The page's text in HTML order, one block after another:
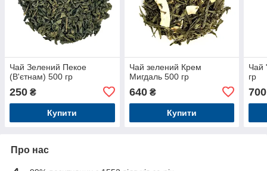
Чай Зелений Пекое
(В'єтнам) 500 гр
250 ₴
Купити
Чай зелений Крем
Мигдаль 500 гр
640₴
Купити
Чай
гр
700
Про нас